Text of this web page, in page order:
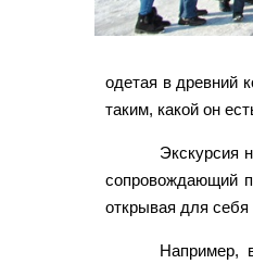
одетая в древний
таким, какой он
Экскурсия
сопровождающий
открывая для
Например,